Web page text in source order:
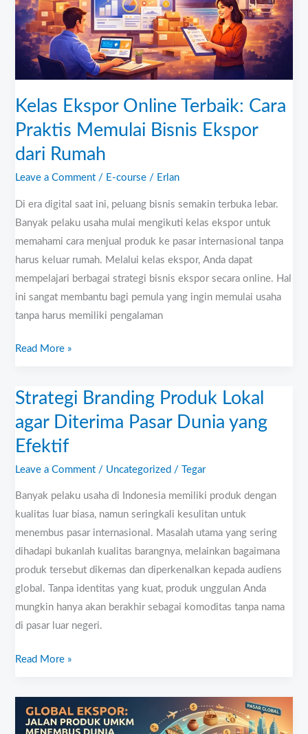
Kelas Ekspor Online Terbaik: Cara
Praktis Memulai Bisnis Ekspor
dari Rumah
Leave a Comment / E-course / Erlan
Di era digital saat ini, peluang bisnis semakin terbuka lebar.
Banyak pelaku usaha mulai mengikuti kelas ekspor untuk
memahami cara menjual produk ke pasar internasional tanpa
harus keluar rumah. Melalui kelas ekspor, Anda dapat
mempelajari berbagai strategi bisnis ekspor secara online. Hal
ini sangat membantu bagi pemula yang ingin memulai usaha
tanpa harus memiliki pengalaman
Memulai
Bisnis
Ekspor
Read More »
Strategi Branding Produk Lokal
agar Diterima Pasar Dunia yang
Efektif
Leave a Comment / Uncategorized /Tegar
Banyak pelaku usaha di Indonesia memiliki produk dengan
kualitas luar biasa, namun seringkali kesulitan untuk
menembus pasar internasional. Masalah utama yang sering
dihadapi bukanlah kualitas barangnya, melainkan bagaimana
produk tersebut dikemas dan diperkenalkan kepada audiens
global. Tanpa identitas yang kuat, produk unggulan Anda
mungkin hanya akan berakhir sebagai komoditas tanpa nama
di pasar luar negeri.
Strategi
Produk
Lokal
agar
Read More »
Cara
Produk